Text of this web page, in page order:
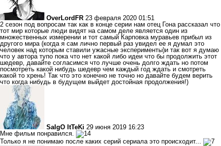
OverLordFR 23 февраля 2020 01:51
2 сезон под вопросам так как в конце серии нам отец Гона рассказал что
тот мир которые люди видят на самом деле является один из
множественных измерении и тот самый Карповка муравьев прибыл из
другого мира (когда я сам лично первый раз увидел ее я думал это
человек над которым ставили ужасные эксперименты)и так вот я думаю
что у автора тупо пока что нет какой либо идеи что бы продолжить этот
шедевр, давайте согласимся что лучше очень долго ждать но потом
посмотреть какой нибудь шедевр чем каждый год ждать и смотреть
какой то хрень! Так что это конечно не точно но давайте будем верить
что когда нибудь в будущем выйдет достойная продолжения!)
SaIgO ItTeKi 29 июня 2019 16:23
Мне фильм понравился.
Только я не понимаю после каких серий сериала это происходит...